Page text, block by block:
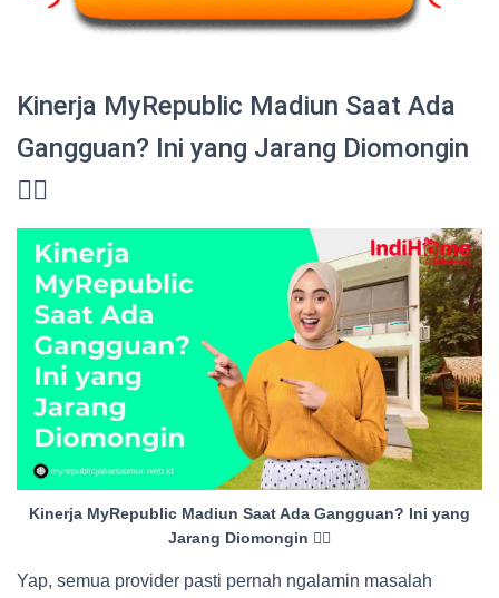
Kinerja MyRepublic Madiun Saat Ada
Gangguan? Ini yang Jarang Diomongin
😮‍💨
Kinerja MyRepublic Madiun Saat Ada Gangguan? Ini yang
Jarang Diomongin 😮‍💨
Yap, semua provider pasti pernah ngalamin masalah